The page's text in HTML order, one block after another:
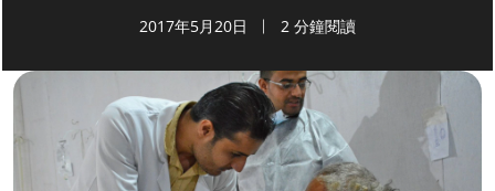
2017年5月20日 2 分鐘閱讀